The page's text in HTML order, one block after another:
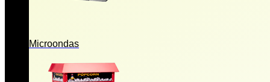
Microondas